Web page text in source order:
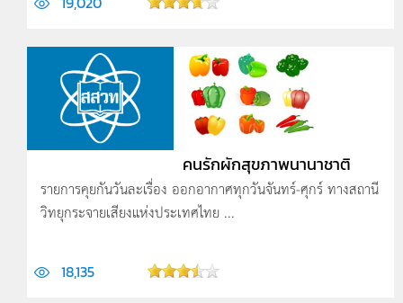
คนรักผักสุขภาพนานาชาติ
รายการคุยกันวันละเรื่อง ออกอากาศทุกวันจันทร์-ศุกร์ ทางสถานี
วิทยุกระจายเสียงแห่งประเทศไทย ...
18,135